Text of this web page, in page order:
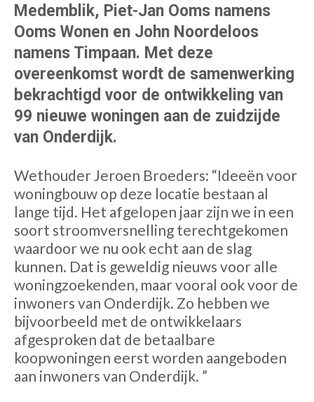
Medemblik, Piet-Jan Ooms namens
Ooms Wonen en John Noordeloos
namens Timpaan. Met deze
overeenkomst wordt de samenwerking
bekrachtigd voor de ontwikkeling van
99 nieuwe woningen aan de zuidzijde
van Onderdijk.
Wethouder Jeroen Broeders: “Ideeën voor
woningbouw op deze locatie bestaan al
lange tijd. Het afgelopen jaar zijn we in een
soort stroomversnelling terechtgekomen
waardoor we nu ook echt aan de slag
kunnen. Dat is geweldig nieuws voor alle
woningzoekenden, maar vooral ook voor de
inwoners van Onderdijk. Zo hebben we
bijvoorbeeld met de ontwikkelaars
afgesproken dat de betaalbare
koopwoningen eerst worden aangeboden
aan inwoners van Onderdijk. ”